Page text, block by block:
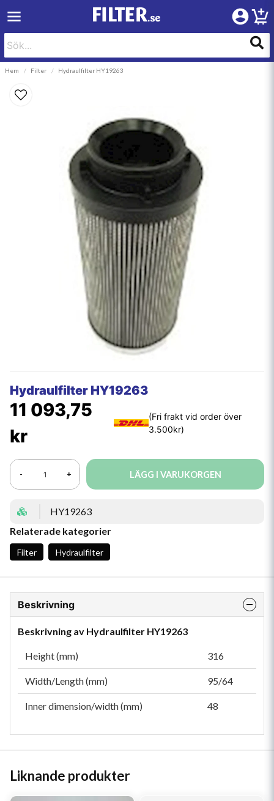
Hem Filter Hydraulfilter HY19263
Hydraulfilter HY19263
11 093,75
kr
- + LÄGG I VARUKORGEN
HY19263
Relaterade kategorier
Filter Hydraulfilter
Beskrivning
Beskrivning av Hydraulfilter HY19263
Height (mm) 316
Width/Length (mm) 95/64
Inner dimension/width (mm) 48
Liknande produkter